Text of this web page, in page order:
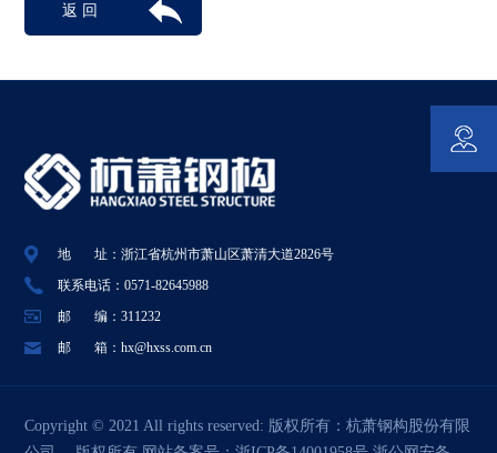
返 回
地 址：浙江省杭州市萧山区萧清大道2826号
联系电话：0571-82645988
邮 编：311232
邮 箱：hx@hxss.com.cn
Copyright © 2021 All rights reserved: 版权所有：杭萧钢构股份有限